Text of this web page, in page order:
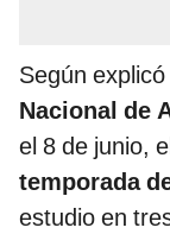
Según
Nacional de
el 8 de junio,
temporada
estudio en